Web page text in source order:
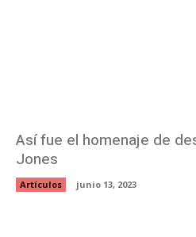
Así fue el homenaje de
Jones
Artículos junio 13, 2023